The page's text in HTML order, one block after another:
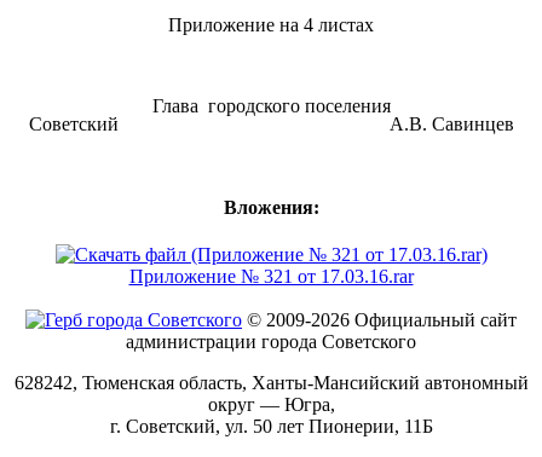
Приложение на 4 листах
Глава городского поселения
Советский А.В. Савинцев
Вложения:
Приложение № 321 от 17.03.16.rar
© 2009-2026 Официальный сайт
администрации города Советского
628242, Тюменская область, Ханты-Мансийский автономный
округ — Югра,
г. Советский, ул. 50 лет Пионерии, 11Б